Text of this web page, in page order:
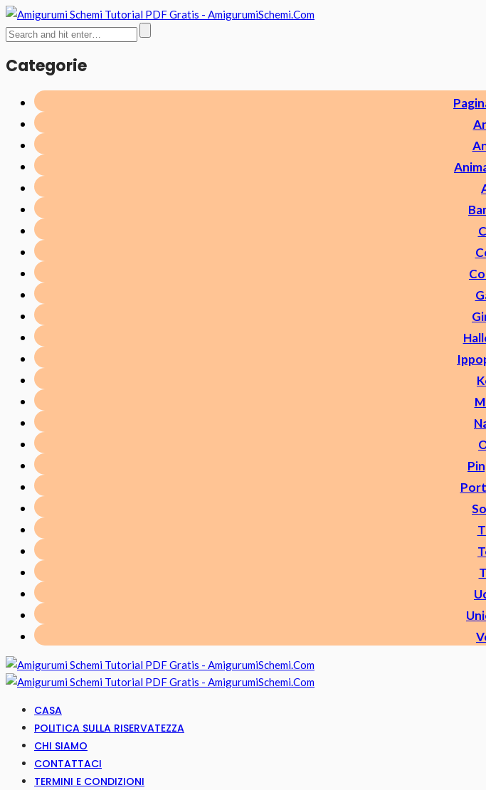
Categorie
CASA
POLITICA SULLA RISERVATEZZA
CHI SIAMO
CONTATTACI
TERMINI E CONDIZIONI